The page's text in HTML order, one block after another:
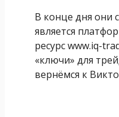
В конце дня они
является
ресурс www.iq-
«ключи» для
вернёмся к